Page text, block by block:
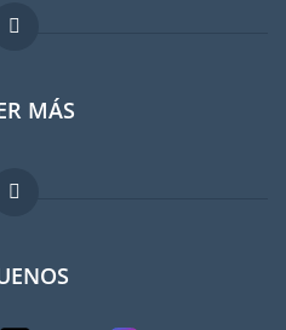
expatriados
expatriados
el extranjero
MÁS
FAQ